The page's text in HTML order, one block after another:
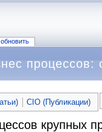
обновить
процессов:
CIO (Публикации)
крупных